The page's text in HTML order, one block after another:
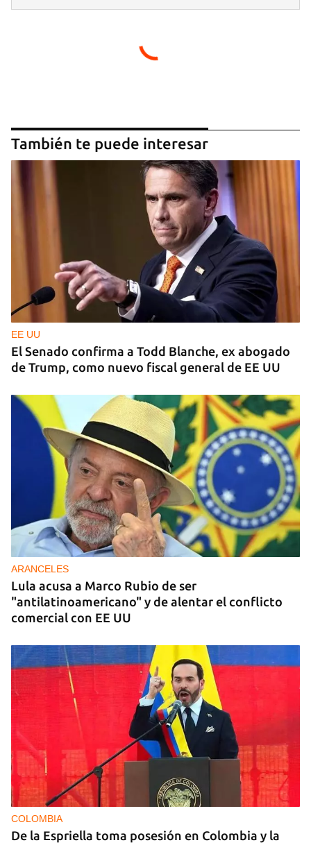
INICIAR SESIÓN CANCELAR
También te puede interesar
EE UU
El Senado confirma a Todd Blanche, ex abogado
de Trump, como nuevo fiscal general de EE UU
ARANCELES
Lula acusa a Marco Rubio de ser
"antilatinoamericano" y de alentar el conflicto
comercial con EE UU
COLOMBIA
De la Espriella toma posesión en Colombia y la